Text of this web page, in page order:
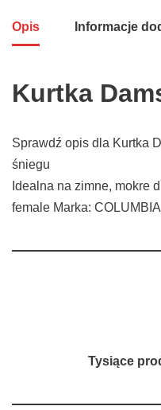
Opis Informacje
Kurtka
Sprawdź opis dla Kurtka
śniegu
Idealna na zimne, mokre
female Marka: COLUMBIA
Tysiące